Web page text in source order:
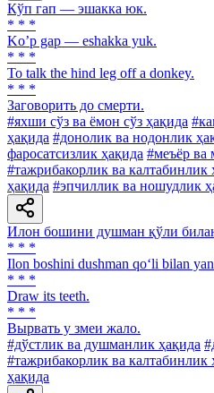
Кўп гап — эшакка юк.
* * *
Koʼp gap — eshakka yuk.
* * *
To talk the hind leg off a donkey.
* * *
Заговорить до смерти.
#яхши сўз ва ёмон сўз ҳақида
ҳақида #донолик ва нодонлик
фаросатсизлик ҳақида #меъёр ва
#тажрибакорлик ва калтабинлик
ҳақида #эпчиллик ва ношудлик
Илон бошини душман қўли
* * *
Ilon boshini dushman qo‘li bilan
* * *
Draw its teeth.
* * *
Вырвать у змеи жало.
#дўстлик ва душманлик ҳақида
#тажрибакорлик ва калтабинлик
ҳақида